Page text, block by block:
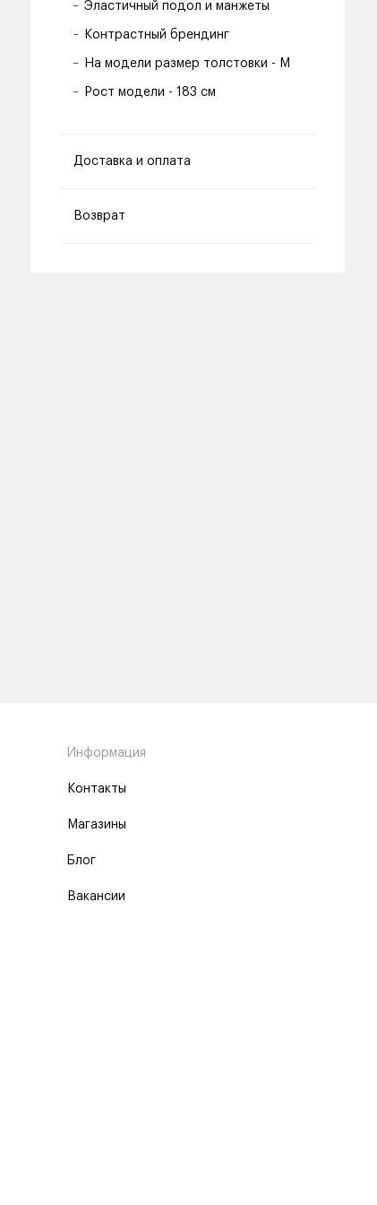
Эластичный подол и манжеты
Контрастный брендинг
На модели размер толстовки - M
Рост модели - 183 см
Доставка и оплата
Возврат
Информация
Контакты
Магазины
Блог
Вакансии